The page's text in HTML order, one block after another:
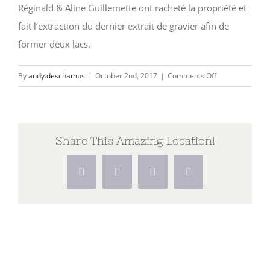
Image
Réginald & Aline Guillemette ont racheté la propriété et
fait l’extraction du dernier extrait de gravier afin de
former deux lacs.
Byandy.deschamps | October 2nd, 2017 | Comments Offon
Achat
Share This Amazing Location!
Facebook
X PinterestVk